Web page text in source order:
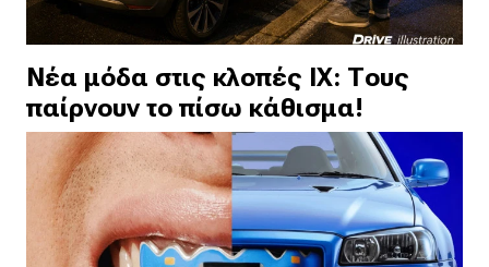
Νέα μόδα στις κλοπές ΙΧ: Τους
παίρνουν το πίσω κάθισμα!